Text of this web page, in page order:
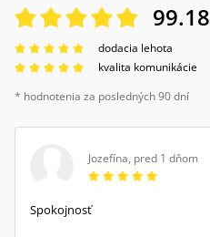
99.18
dodacia lehota
kvalita komunikácie
* hodnotenia za posledných 90 dní
Jozefína, pred 1 dňom
Spokojnosť